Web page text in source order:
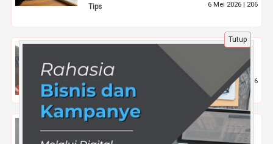
Tips 6 Mei 2026 | 206
Tentara Israel Perluas Serangan ke Rafah,
Bergerak ke Gaza Tengah
Nasional 7 Jun 2024 |916
Kolaborasi Industri dan Pendidikan di Kelas
Karyawan Masoem University
Tutup